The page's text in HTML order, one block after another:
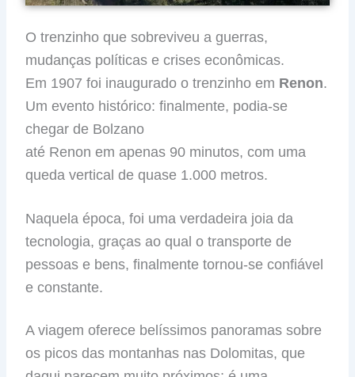
O trenzinho que sobreviveu a guerras,
mudanças políticas e crises econômicas.
Em 1907 foi inaugurado o trenzinho em Renon.
Um evento histórico: finalmente, podia-se
chegar de Bolzano
até Renon em apenas 90 minutos, com uma
queda vertical de quase 1.000 metros.
Naquela época, foi uma verdadeira joia da
tecnologia, graças ao qual o transporte de
pessoas e bens, finalmente tornou-se confiável
e constante.
A viagem oferece belíssimos panoramas sobre
os picos das montanhas nas Dolomitas, que